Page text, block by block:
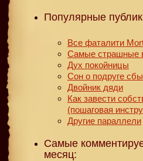
Популярные
Все фаталити
Самые страшные
Дух покойницы
Сон о подруге
Двойник дяди
Как завести
(пошаговая
Другие параллели
Самые
месяц: